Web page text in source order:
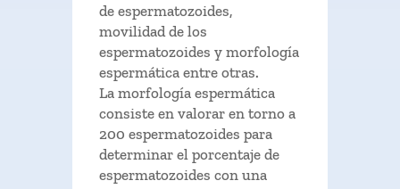
de espermatozoides,
movilidad de los
espermatozoides y morfología
espermática entre otras.
La morfología espermática
consiste en valorar en torno a
200 espermatozoides para
determinar el porcentaje de
espermatozoides con una